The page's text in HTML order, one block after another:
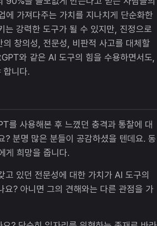
에 가져다주는 가치를 지나치게 단순화한
는 강력한 도구가 될 수 있지만, 진정으로
창의성, 전문성, 비판적 사고를 대체할
와 같은 AI 도구의 힘을 수용하면서도,
합니다.
를 사용해본 후 느꼈던 충격과 통찰에 대
? 분명 많은 분들이 공감하셨을 텐데요. 동
게 희망을 줍니다.
고 있던 전문성에 대한 가치가 AI 도구의
? 아니면 그의 견해와는 다른 관점을 가